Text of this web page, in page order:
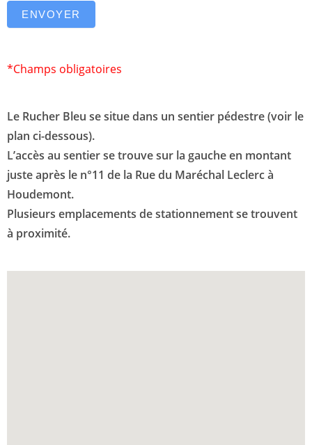
ENVOYER
*Champs obligatoires
Le Rucher Bleu se situe dans un sentier pédestre (voir le
plan ci-dessous).
L’accès au sentier se trouve sur la gauche en montant
juste après le n°11 de la Rue du Maréchal Leclerc à
Houdemont.
Plusieurs emplacements de stationnement se trouvent
à proximité.